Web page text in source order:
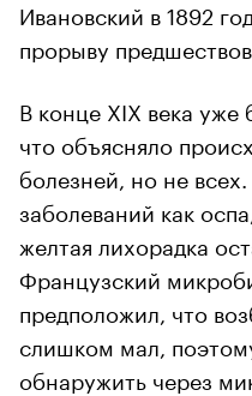
Ивановский в 1892
прорыву
В конце XIX века уже
что объясняло
болезней, но не
заболеваний как
желтая лихорадка
Французский
предположил, что
слишком мал,
обнаружить через